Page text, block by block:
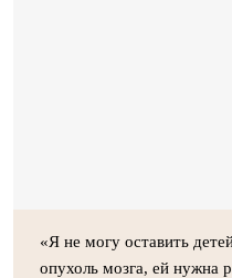
«Я не могу оставить
опухоль мозга, ей нужна